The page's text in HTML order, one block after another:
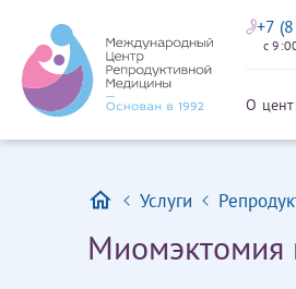
+7
с
О
Услуги